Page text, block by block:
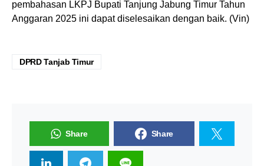
pembahasan LKPJ Bupati Tanjung Jabung Timur Tahun
Anggaran 2025 ini dapat diselesaikan dengan baik. (Vin)
DPRD Tanjab Timur
Share Share